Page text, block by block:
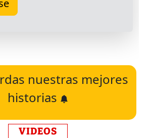
nuestras mejores
historias
VIDEOS